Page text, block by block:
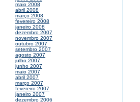
maio 2008
abril 2008
março 2008
fevereiro 2008
janeiro 2008
dezembro 2007
novembro 2007
outubro 2007
setembro 2007
agosto 2007
julho 2007
junho 2007
maio 2007
abril 2007
março 2007
fevereiro 2007
janeiro 2007
dezembro 2006